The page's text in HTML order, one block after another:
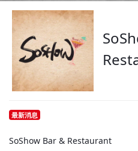
最新消息
SoShow Bar & Restaurant